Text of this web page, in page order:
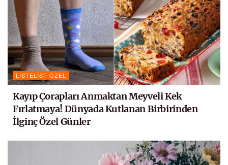
LISTELIST ÖZEL
Kayıp Çorapları Anmaktan Meyveli Kek
Fırlatmaya! Dünyada Kutlanan Birbirinden
İlginç Özel Günler